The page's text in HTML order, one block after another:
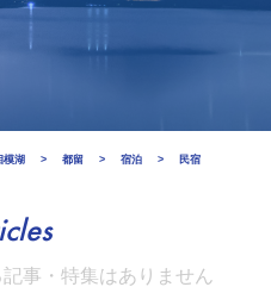
模湖 都留 宿泊 民宿
事・特集はありません